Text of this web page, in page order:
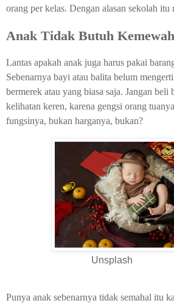
orang per kelas. Dengan alasan sekolah itu
Anak Tidak Butuh
Lantas apakah anak juga harus pakai
Sebenarnya bayi atau balita belum
bermerek atau yang biasa saja. Jangan beli
kelihatan keren, karena gengsi orang
fungsinya, bukan harganya, bukan?
Unsplash
Punya anak sebenarnya tidak semahal itu